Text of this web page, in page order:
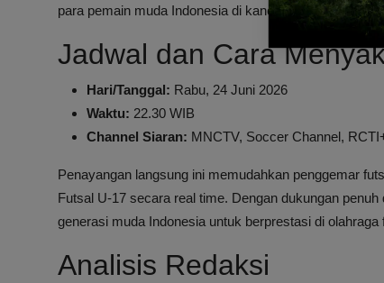
para pemain muda Indonesia di kancah global.
Jadwal dan Cara
Hari/Tanggal: Rabu, 24 Juni 2026
Waktu: 22.30 WIB
Channel Siaran: MNCTV, Soccer Channel,
Penayangan langsung ini memudahkan penggemar
Futsal U-17 secara real time. Dengan dukungan
generasi muda Indonesia untuk berprestasi di olahraga
Analisis Redaksi